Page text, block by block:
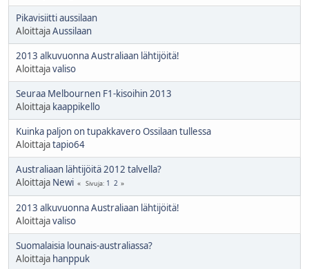
Pikavisiitti aussilaan
AloittajaAussilaan
2013 alkuvuonna Australiaan lähtijöitä!
Aloittajavaliso
Seuraa Melbournen F1-kisoihin 2013
Aloittaja kaappikello
Kuinka paljon on tupakkavero Ossilaan tullessa
Aloittajatapio64
Australiaan lähtijöitä 2012 talvella?
Aloittaja Newi Sivuja 1 2
2013 alkuvuonna Australiaan lähtijöitä!
Aloittajavaliso
Suomalaisia lounais-australiassa?
Aloittaja hanppuk